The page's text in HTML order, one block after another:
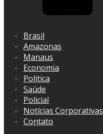
Brasil
Amazonas
Manaus
Economia
Politica
Saúde
Policial
Notícias Corporativas
Contato